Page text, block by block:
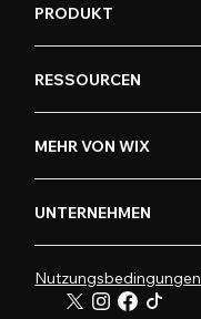
PRODUKT
RESSOURCEN
MEHR VON WIX
UNTERNEHMEN
Nutzungsbedingungen